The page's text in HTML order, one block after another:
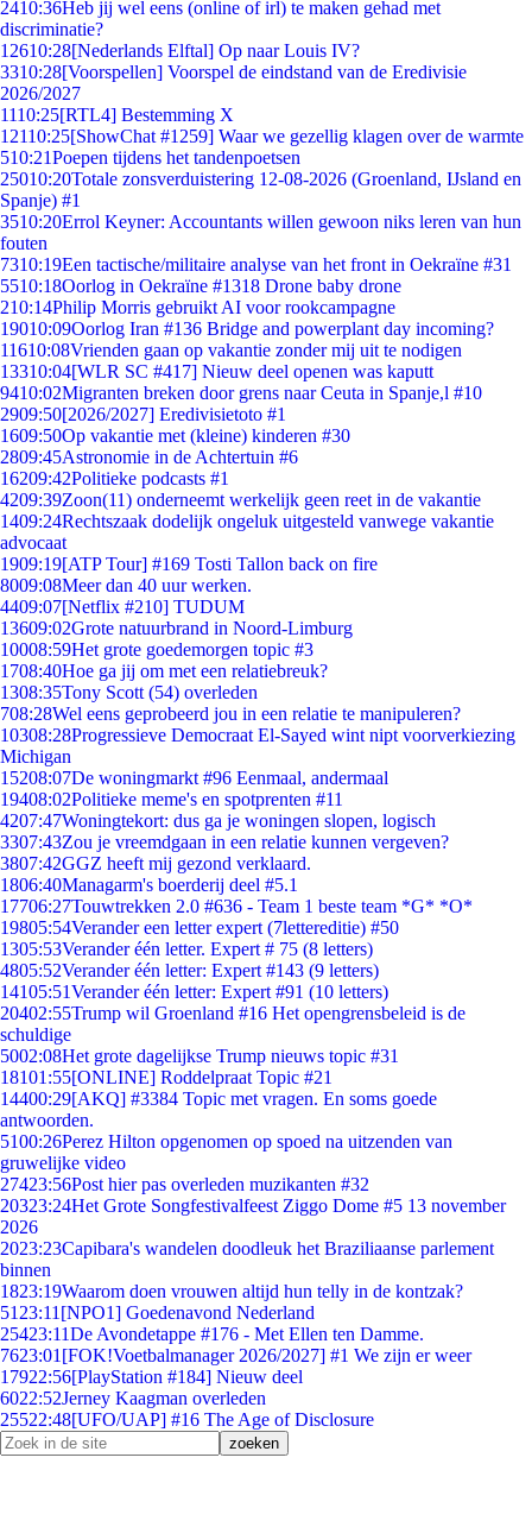
2410:36Heb jij wel eens (online of irl) te maken gehad met
discriminatie?
12610:28[Nederlands Elftal] Op naar Louis IV?
3310:28[Voorspellen] Voorspel de eindstand van de Eredivisie
2026/2027
1110:25[RTL4] Bestemming X
12110:25[ShowChat #1259] Waar we gezellig klagen over de warmte
510:21Poepen tijdens het tandenpoetsen
25010:20Totale zonsverduistering 12-08-2026 (Groenland, IJsland en
Spanje) #1
3510:20Errol Keyner: Accountants willen gewoon niks leren van hun
fouten
7310:19Een tactische/militaire analyse van het front in Oekraïne #31
5510:18Oorlog in Oekraïne #1318 Drone baby drone
210:14Philip Morris gebruikt AI voor rookcampagne
19010:09Oorlog Iran #136 Bridge and powerplant day incoming?
11610:08Vrienden gaan op vakantie zonder mij uit te nodigen
13310:04[WLR SC #417] Nieuw deel openen was kaputt
9410:02Migranten breken door grens naar Ceuta in Spanje,l #10
2909:50[2026/2027] Eredivisietoto #1
1609:50Op vakantie met (kleine) kinderen #30
2809:45Astronomie in de Achtertuin #6
16209:42Politieke podcasts #1
4209:39Zoon(11) onderneemt werkelijk geen reet in de vakantie
1409:24Rechtszaak dodelijk ongeluk uitgesteld vanwege vakantie
advocaat
1909:19[ATP Tour] #169 Tosti Tallon back on fire
8009:08Meer dan 40 uur werken.
4409:07[Netflix #210] TUDUM
13609:02Grote natuurbrand in Noord-Limburg
10008:59Het grote goedemorgen topic #3
1708:40Hoe ga jij om met een relatiebreuk?
1308:35Tony Scott (54) overleden
708:28Wel eens geprobeerd jou in een relatie te manipuleren?
10308:28Progressieve Democraat El-Sayed wint nipt voorverkiezing
Michigan
15208:07De woningmarkt #96 Eenmaal, andermaal
19408:02Politieke meme's en spotprenten #11
4207:47Woningtekort: dus ga je woningen slopen, logisch
3307:43Zou je vreemdgaan in een relatie kunnen vergeven?
3807:42GGZ heeft mij gezond verklaard.
1806:40Managarm's boerderij deel #5.1
17706:27Touwtrekken 2.0 #636 - Team 1 beste team *G* *O*
19805:54Verander een letter expert (7lettereditie) #50
1305:53Verander één letter. Expert # 75 (8 letters)
4805:52Verander één letter: Expert #143 (9 letters)
14105:51Verander één letter: Expert #91 (10 letters)
20402:55Trump wil Groenland #16 Het opengrensbeleid is de
schuldige
5002:08Het grote dagelijkse Trump nieuws topic #31
18101:55[ONLINE] Roddelpraat Topic #21
14400:29[AKQ] #3384 Topic met vragen. En soms goede
antwoorden.
5100:26Perez Hilton opgenomen op spoed na uitzenden van
gruwelijke video
27423:56Post hier pas overleden muzikanten #32
20323:24Het Grote Songfestivalfeest Ziggo Dome #5 13 november
2026
2023:23Capibara's wandelen doodleuk het Braziliaanse parlement
binnen
1823:19Waarom doen vrouwen altijd hun telly in de kontzak?
51 23:11 [NPO1] Goedenavond Nederland
25423:11De Avondetappe #176 - Met Ellen ten Damme.
7623:01 [FOK!Voetbalmanager 2026/2027] #1 We zijn er weer
17922:56[PlayStation #184] Nieuw deel
6022:52Jerney Kaagman overleden
25522:48[UFO/UAP] #16 The Age of Disclosure